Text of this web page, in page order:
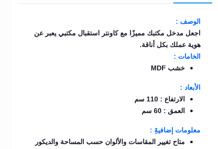
الوصف :
اجعل مدخل مكتبك مميزًا مع كاونتر استقبال مكتبي يعبر عن
هوية عملك بكل أناقة.
الخامات :
خشب MDF
الأبعاد :
الارتفاع : 110 سم
العمق : 60 سم
معلومات إضافيةَِ :
متاح تغيير المقاسات والألوان حسب المساحة والديكور